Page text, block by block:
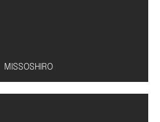
MISSOSHIRO